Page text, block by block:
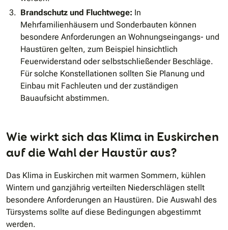
Brandschutz und Fluchtwege: In
Mehrfamilienhäusern und Sonderbauten können
besondere Anforderungen an Wohnungseingangs- und
Haustüren gelten, zum Beispiel hinsichtlich
Feuerwiderstand oder selbstschließender Beschläge.
Für solche Konstellationen sollten Sie Planung und
Einbau mit Fachleuten und der zuständigen
Bauaufsicht abstimmen.
Wie wirkt sich das Klima in Euskirchen
auf die Wahl der Haustür aus?
Das Klima in Euskirchen mit warmen Sommern, kühlen
Wintern und ganzjährig verteilten Niederschlägen stellt
besondere Anforderungen an Haustüren. Die Auswahl des
Türsystems sollte auf diese Bedingungen abgestimmt
werden.